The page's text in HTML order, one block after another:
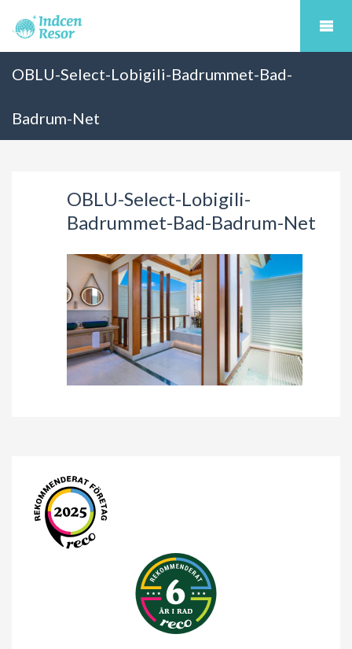
OBLU-Select-Lobigili-Badrummet-Bad-
Badrum-Net
OBLU-Select-Lobigili-
Badrummet-Bad-Badrum-Net